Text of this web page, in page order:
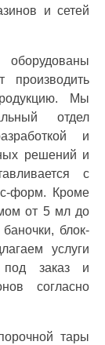
и сетей
производить
Мы
отдел
и
решений и
с
форм. Кроме
от 5 мл до
блок-
услуги
под заказ и
согласно
тары